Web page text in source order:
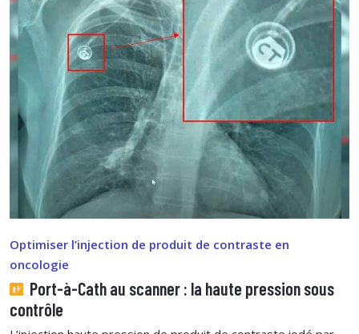
Optimiser l’injection de produit de contraste en
oncologie
Port-à-Cath au scanner : la haute pression sous
contrôle